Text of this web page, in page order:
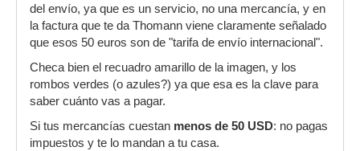
del envío, ya que es un servicio, no una mercancía, y en
la factura que te da Thomann viene claramente señalado
que esos 50 euros son de "tarifa de envío internacional".
Checa bien el recuadro amarillo de la imagen, y los
rombos verdes (o azules?) ya que esa es la clave para
saber cuánto vas a pagar.
Si tus mercancías cuestan menos de 50 USD: no pagas
impuestos y te lo mandan a tu casa.